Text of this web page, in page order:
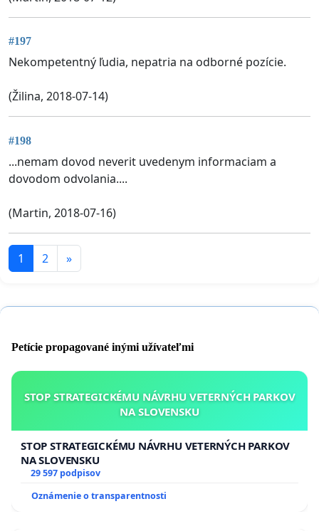
#197
Nekompetentný ľudia, nepatria na odborné pozície.
(Žilina, 2018-07-14)
#198
...nemam dovod neverit uvedenym informaciam a
dovodom odvolania....
(Martin, 2018-07-16)
1 2 »
Petície propagované inými užívateľmi
STOP STRATEGICKÉMU NÁVRHU VETERNÝCH PARKOV
NA SLOVENSKU
STOP STRATEGICKÉMU NÁVRHU VETERNÝCH PARKOV
NA SLOVENSKU
29 597 podpisov
Oznámenie o transparentnosti